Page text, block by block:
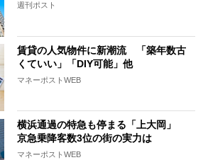
週刊ポスト
賃貸の人気物件に新潮流 「築年数古
くていい」「DIY可能」他
マネーポストWEB
横浜通過の特急も停まる「上大岡」
京急乗降客数3位の街の実力は
マネーポストWEB